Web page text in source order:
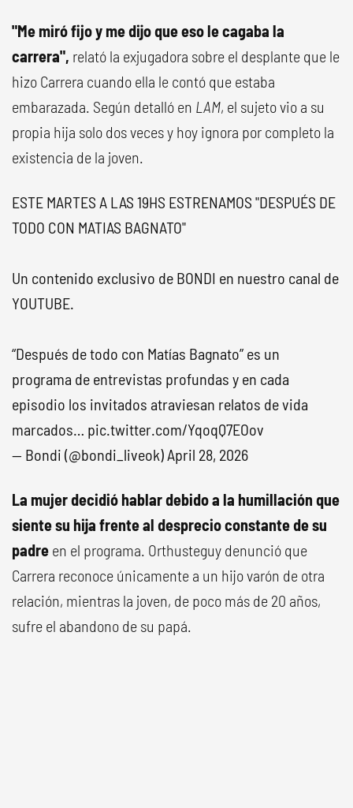
"Me miró fijo y me dijo que eso le cagaba la
carrera", relató la exjugadora sobre el desplante que le
hizo Carrera cuando ella le contó que estaba
embarazada. Según detalló en LAM, el sujeto vio a su
propia hija solo dos veces y hoy ignora por completo la
existencia de la joven.
ESTE MARTES A LAS 19HS ESTRENAMOS "DESPUÉS DE
TODO CON MATIAS BAGNATO"
Un contenido exclusivo de BONDI en nuestro canal de
YOUTUBE.
“Después de todo con Matías Bagnato” es un
programa de entrevistas profundas y en cada
episodio los invitados atraviesan relatos de vida
marcados… pic.twitter.com/YqoqQ7EOov
— Bondi (@bondi_liveok)April 28, 2026
La mujer decidió hablar debido a la humillación que
siente su hija frente al desprecio constante de su
padre en el programa. Orthusteguy denunció que
Carrera reconoce únicamente a un hijo varón de otra
relación, mientras la joven, de poco más de 20 años,
sufre el abandono de su papá.